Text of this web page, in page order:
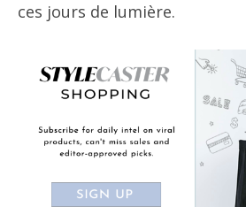
ces jours de lumière.